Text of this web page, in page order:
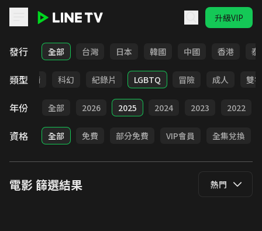
升級VIP
LINE TV - 電影
發行 全部 台灣 日本 韓國 中國 香港 泰
類型劇情 科幻 紀錄片 LGBTQ 冒險 成人 雙
年份 全部 2026 2025 2024 2023 2022
資格 全部 免費 部分免費 VIP會員 全集兌換
電影篩選結果 熱門